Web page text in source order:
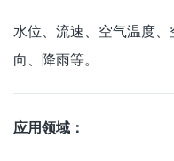
水位、流速、空气温度
向、降雨等。
应用领域：